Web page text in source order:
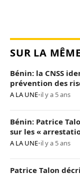
SUR LA
Bénin: la CNSS
prévention des
A LA UNE•il y a 5 ans
Bénin: Patrice
sur les «
A LA UNE•il y a 5 ans
Patrice Talon